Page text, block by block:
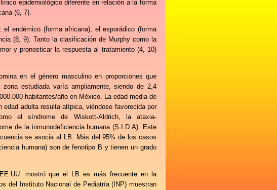
epidemiológico diferente en relación a la forma
(6, 7).
endémico (forma africana), el esporádico (forma
(8, 9). Tanto la clasificación de Murphy como la
y pronosticar la respuesta al tratamiento (4, 10)
en el género masculino en proporciones que
estudiada varía ampliamente, siendo de 2,4
habitantes/año en México. La edad media de
adulta resulta atípica, viéndose favorecida por
el síndrome de Wiskott-Aldrich, la ataxia-
de la inmunodeficiencia humana (S.I.D.A). Este
se asocia al LB. Más del 95% de los casos
humana) son de fenotipo B y tienen un grado
mostró que el LB es más frecuente en la
del Instituto Nacional de Pediatría (INP) muestran